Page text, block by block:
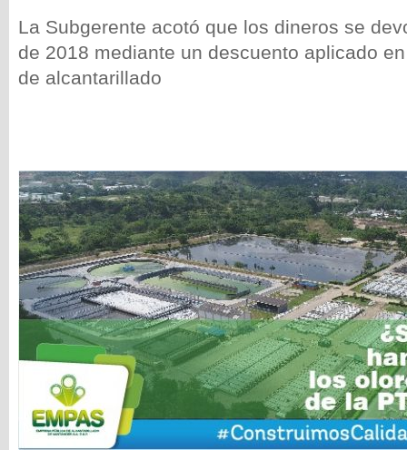
La Subgerente acotó que los dineros se
de 2018 mediante un descuento aplicado
de alcantarillado